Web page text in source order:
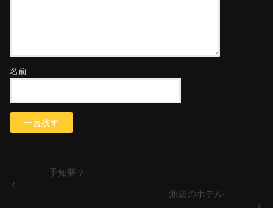
名前
予知夢？
池袋のホテル